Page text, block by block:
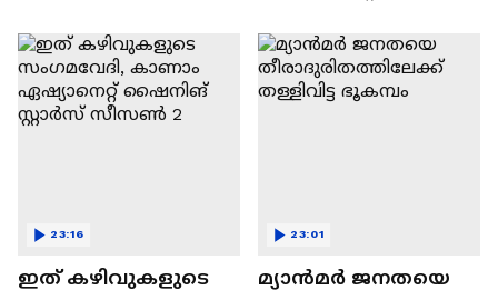
കുഞ്ഞുങ്ങൾ
സീസൺ 2
ഇത് കഴിവുകളുടെ
23:16
മ്യാൻമർ ജനതയെ
23:01